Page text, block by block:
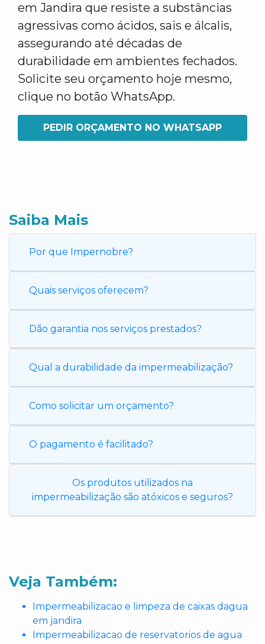
em Jandira que resiste a substâncias
agressivas como ácidos, sais e álcalis,
assegurando até décadas de
durabilidade em ambientes fechados.
Solicite seu orçamento hoje mesmo,
clique no botão WhatsApp.
PEDIR ORÇAMENTO NO WHATSAPP
Saiba Mais
Por que Impernobre?
Quais serviços oferecem?
Dão garantia nos serviços prestados?
Qual a durabilidade da impermeabilização?
Como solicitar um orçamento?
O pagamento é facilitado?
Os produtos utilizados na
impermeabilização são atóxicos e seguros?
Veja Também:
Impermeabilizacao e limpeza de caixas dagua
em jandira
Impermeabilizacao de reservatorios de agua